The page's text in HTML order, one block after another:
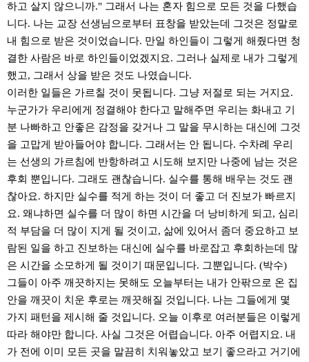
하고 살지 않으니까." 그래서 나는 혼자 힘으로 모든 것을 다했습
니다. 나는 교장 선생님으로부터 표창을 받았는데 그것은 정말로
내 힘으로 받은 것이었습니다. 만일 하인들이 그렇게 해줬다면 청
결한 사람은 바로 하인들이었겠지요. 그러나 실제로 내가 그렇게
했고, 그래서 상을 받은 것도 나였습니다.
이러한 일들은 가르칠 것이 못됩니다. 그냥 저절로 되는 거지요.
누군가가 우리에게 정결해야 한다고 말해주면 우리는 화내고 기
분 나빠하고 안좋은 감정을 갖거나 그 말을 무시하는 대신에 그것
을 고맙게 받아들어야 합니다. 그래서는 안 됩니다. 수차례 우리
는 선생의 가르침에 반항하려고 시도해 보지만 나중에 남는 것은
후회 뿐입니다. 그래도 괜찮습니다. 실수를 통해 배우는 것도 괜
찮아요. 하지만 실수를 적게 하는 것이 더 좋고 더 진보가 빠르지
요. 왜냐하면 실수를 더 많이 하면 시간을 더 낭비하게 되고, 심리
적 부담을 더 많이 지게 될 것이고, 삶에 있어서 좀더 중요하고 보
람된 일을 하고 진보하는 대신에 실수를 바로잡고 후회하는데 많
은 시간을 소모하게 될 것이기 때문입니다. 그뿐입니다. (박수)
그들이 아주 깨끗하지는 못해도 오늘부터는 내가 안팎으로 온 집
안을 깨끗이 치운 후로는 깨끗해질 것입니다. 나는 그들에게 몇
가지 패턴을 제시해 줄 것입니다. 오늘 이후로 여러분들은 이렇게
따라 해야만 합니다. 사실 그것은 어렵습니다. 아주 어렵지요. 내
가 전에 이미 모든 곳을 말끔히 치워놓았고 보기 좋으라고 거기에